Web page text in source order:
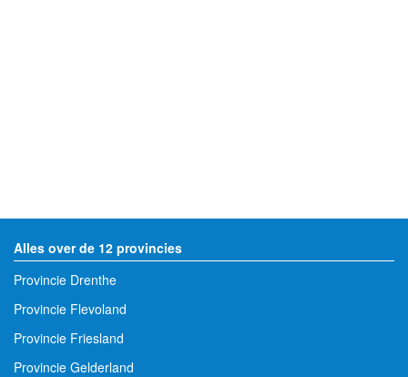
Alles over de 12 provincies
Provincie Drenthe
Provincie Flevoland
Provincie Friesland
Provincie Gelderland